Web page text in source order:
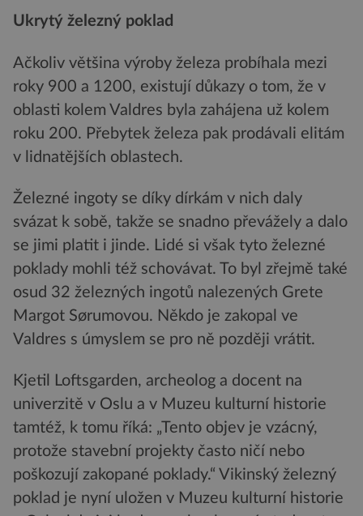
Ukrytý železný poklad
Ačkoliv většina výroby železa probíhala mezi
roky 900 a 1200, existují důkazy o tom, že v
oblasti kolem Valdres byla zahájena už kolem
roku 200. Přebytek železa pak prodávali elitám
v lidnatějších oblastech.
Železné ingoty se díky dírkám v nich daly
svázat k sobě, takže se snadno převážely a dalo
se jimi platit i jinde. Lidé si však tyto železné
poklady mohli též schovávat. To byl zřejmě také
osud 32 železných ingotů nalezených Grete
Margot Sørumovou. Někdo je zakopal ve
Valdres s úmyslem se pro ně později vrátit.
Kjetil Loftsgarden, archeolog a docent na
univerzitě v Oslu a v Muzeu kulturní historie
tamtéž, k tomu říká: „Tento objev je vzácný,
protože stavební projekty často ničí nebo
poškozují zakopané poklady.“ Vikinský železný
poklad je nyní uložen v Muzeu kulturní historie